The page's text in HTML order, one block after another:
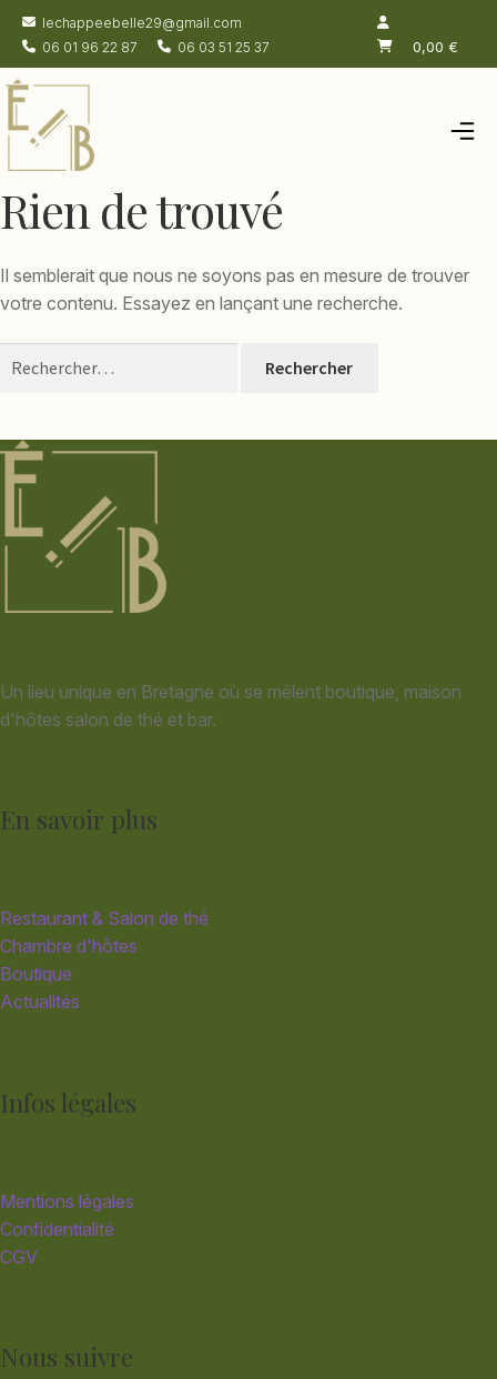
lechappeebelle29@gmail.com
06 01 96 22 87
06 03 51 25 37 0,00 €
Salon de thé
Boutique
Actualités
À propos
Rien de trouvé
Il semblerait que nous ne soyons pas en mesure de trouver
votre contenu. Essayez en lançant une recherche.
Un lieu unique en Bretagne où se mêlent boutique, maison
d'hôtes salon de thé et bar.
En savoir plus
Restaurant & Salon de thé
Chambre d'hôtes
Boutique
Actualités
Infos légales
Mentions légales
Confidentialité
CGV
Nous suivre